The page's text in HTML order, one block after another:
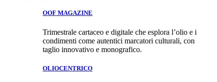
OOF MAGAZINE
Trimestrale cartaceo e digitale che esplora l’olio e i
condimenti come autentici marcatori culturali, con
taglio innovativo e monografico.
OLIOCENTRICO